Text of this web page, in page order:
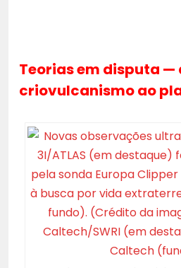
Teorias em disputa —
criovulcanismo ao